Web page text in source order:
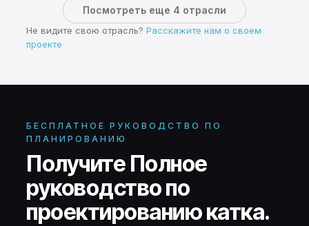
Посмотреть еще 4 отрасли
Не видите свою отрасль? Расскажите нам о своем
проекте
БЕСПЛАТНОЕ РУКОВОДСТВО ПО
ПЛАНИРОВАНИЮ
Получите Полное
руководство по
проектированию катка.